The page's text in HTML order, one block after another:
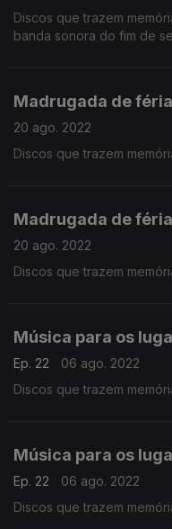
Discos que trazem
banda sonora do fim de
Madrugada de
20 ago. 2022
Discos que trazem
Madrugada de
20 ago. 2022
Discos que trazem
Música para os
Ep. 22
06 ago. 2022
Discos que trazem
Música para os
Ep. 22
06 ago. 2022
Discos que trazem